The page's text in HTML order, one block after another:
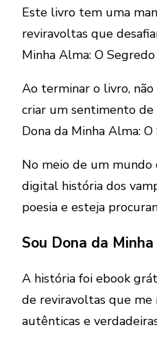
Este livro tem uma
reviravoltas que
Minha Alma: O
Ao terminar o livro,
criar um sentimento
Dona da Minha Alma:
No meio de um mundo
digital história dos
poesia e esteja
Sou Dona da
A história foi ebook
de reviravoltas que me
autênticas e